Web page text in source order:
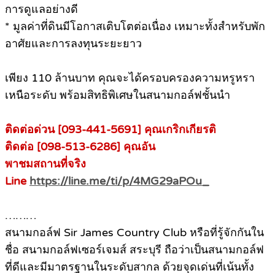
การดูแลอย่างดี
* มูลค่าที่ดินมีโอกาสเติบโตต่อเนื่อง เหมาะทั้งสำหรับพัก
อาศัยและการลงทุนระยะยาว
เพียง 110 ล้านบาท คุณจะได้ครอบครองความหรูหรา
เหนือระดับ พร้อมสิทธิพิเศษในสนามกอล์ฟชั้นนำ
ติดต่อด่วน [093-441-5691] คุณเกริกเกียรติ
ติดต่อ [098-513-6286] คุณอัน
พาชมสถานที่จริง
Line https://line.me/ti/p/4MG29aPOu_
………
สนามกอล์ฟ Sir James Country Club หรือที่รู้จักกันใน
ชื่อ สนามกอล์ฟเซอร์เจมส์ สระบุรี ถือว่าเป็นสนามกอล์ฟ
ที่ดีและมีมาตรฐานในระดับสากล ด้วยจุดเด่นที่เน้นทั้ง